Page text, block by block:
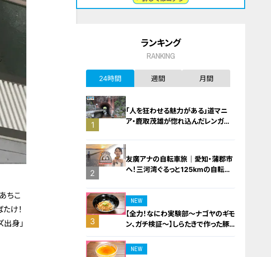
ちこ
け！
身」
ランキング
RANKING
24時間 週間 月間
1
「人を狂わせる魅力がある」道マニ
ア・鹿取茂雄が惚れ込んだレンガの
2
友廣アナの自転車旅｜愛知・蒲郡市
へ！三河湾ぐるっと125kmの自転車
3
NEW
【全力！なにわ実験部～ナゴヤのギモ
ン、ガチ検証～】しらたきで作った豚
バラミンチの油そば
NEW